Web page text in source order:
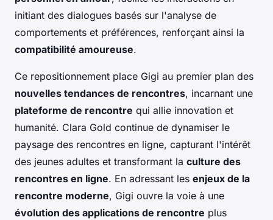
initiant des dialogues basés sur l'analyse de
comportements et préférences, renforçant ainsi la
compatibilité amoureuse.
Ce repositionnement place Gigi au premier plan des
nouvelles tendances de rencontres, incarnant une
plateforme de rencontre qui allie innovation et
humanité. Clara Gold continue de dynamiser le
paysage des rencontres en ligne, capturant l'intérêt
des jeunes adultes et transformant la culture des
rencontres en ligne. En adressant les enjeux de la
rencontre moderne, Gigi ouvre la voie à une
évolution des applications de rencontre plus